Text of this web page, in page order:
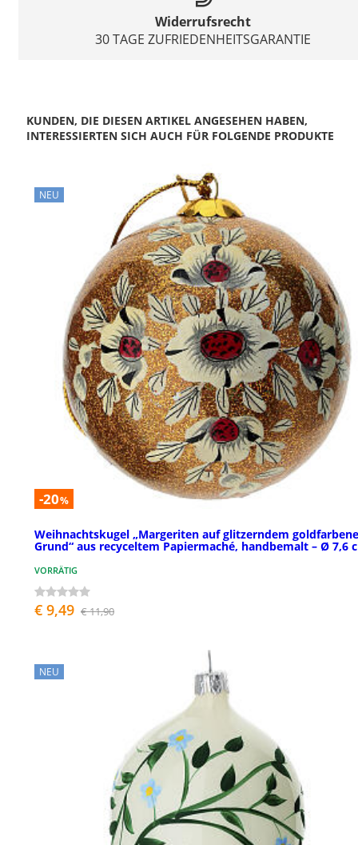
Widerrufsrecht
30 TAGE ZUFRIEDENHEITSGARANTIE
KUNDEN, DIE DIESEN ARTIKEL ANGESEHEN HABEN,
INTERESSIERTEN SICH AUCH FÜR FOLGENDE PRODUKTE
NEU
-20%
Weihnachtskugel „Margeriten auf glitzerndem
Grund“ aus recyceltem Papiermaché, handbemalt – Ø 7,6
VORRÄTIG
€ 9,49 € 11,90
NEU